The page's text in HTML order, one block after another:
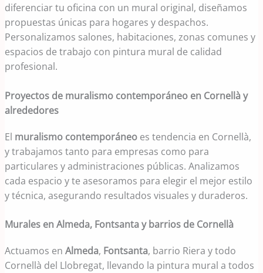
diferenciar tu oficina con un mural original, diseñamos
propuestas únicas para hogares y despachos.
Personalizamos salones, habitaciones, zonas comunes y
espacios de trabajo con pintura mural de calidad
profesional.
Proyectos de muralismo contemporáneo en Cornellà y
alrededores
El muralismo contemporáneo es tendencia en Cornellà,
y trabajamos tanto para empresas como para
particulares y administraciones públicas. Analizamos
cada espacio y te asesoramos para elegir el mejor estilo
y técnica, asegurando resultados visuales y duraderos.
Murales en Almeda, Fontsanta y barrios de Cornellà
Actuamos enAlmeda, Fontsanta, barrio Riera y todo
Cornellà del Llobregat, llevando la pintura mural a todos